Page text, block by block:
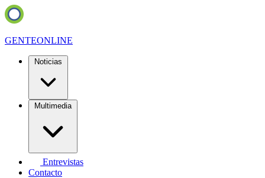
GENTEONLINE
Noticias
Multimedia
Entrevistas
Contacto